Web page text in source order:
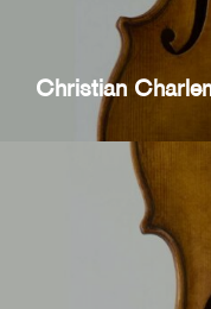
Christian